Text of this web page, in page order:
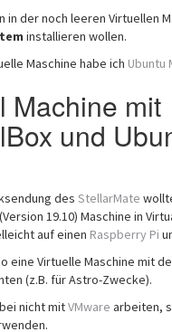
in der noch leeren Virtuellen
installieren wollen.
Maschine habe ich Ubuntu
Machine mit
und
des StellarMate
19.10) Maschine in
auf einen Raspberry Pi
eine Virtuelle Maschine mit
(z.B. für Astro-Zwecke).
nicht mitVMware arbeiten,